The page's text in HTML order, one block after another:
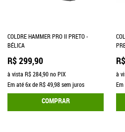
COLDRE HAMMER PRO II PRETO -
BÉLICA
R$ 299,90
à vista R$ 284,90no PIX
Em até6xdeR$ 49,98sem juros
COMPRAR
à